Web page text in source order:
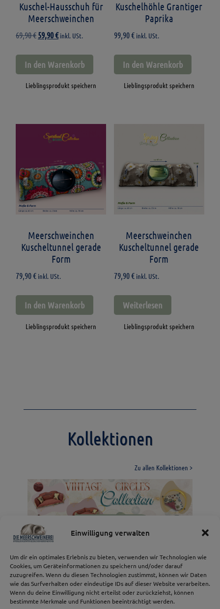
Einwilligung verwalten
Um dir ein optimales Erlebnis zu bieten, verwenden wir Technologien wie
Cookies, um Geräteinformationen zu speichern und/oder darauf
zuzugreifen. Wenn du diesen Technologien zustimmst, können wir Daten
wie das Surfverhalten oder eindeutige IDs auf dieser Website verarbeiten.
Wenn du deine Einwilligung nicht erteilst oder zurückziehst, können
bestimmte Merkmale und Funktionen beeinträchtigt werden.
Kuschel-Hausschuh für
Meerschweinchen
69,90€ Ursprünglicher
war:
59,90€Aktueller
inkl. USt.
In den Warenkorb
Lieblingsprodukt speichern
Kuschelhöhle Grantiger
Paprika
99,90€ inkl. USt.
In den Warenkorb
Lieblingsprodukt speichern
Meerschweinchen
Kuscheltunnel gerade
Form
79,90€ inkl. USt.
In den Warenkorb
Lieblingsprodukt speichern
Meerschweinchen
Kuscheltunnel gerade
Form
79,90€ inkl. USt.
Weiterlesen
Lieblingsprodukt speichern
Kollektionen
Zu allen Kollektionen >
Spring Collection Daisy Dreams
Spiritual BOHO
Collection
Spiritual BOHO Collection
Collection
Jeans Collection
Launiges Gemüse
Design Collection